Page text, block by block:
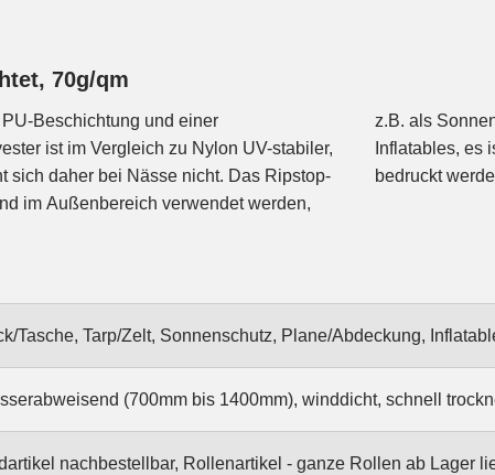
70g/qm
Beschichtung und einer
ist im Vergleich zu Nylon UV-stabiler,
sich daher bei Nässe nicht. Das Ripstop-
im Außenbereich verwendet werden,
Luftdichtheit ist es auch ideal für
und kann mit verschiedenen Verfahren
bedruckt
Tasche, Tarp/Zelt, Sonnenschutz, Plane/Abdeckung,
(700mm bis 1400mm), winddicht, schnell
nachbestellbar, Rollenartikel - ganze Rollen ab Lager